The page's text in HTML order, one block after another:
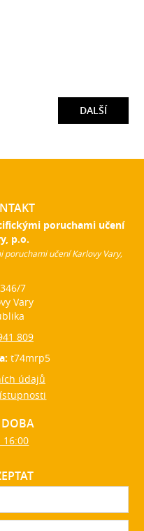
DALŠÍ
poruchami učení
p.o.
poruchami učení Karlovy Vary,
7
Vary
809
t74mrp5
údajů
16:00